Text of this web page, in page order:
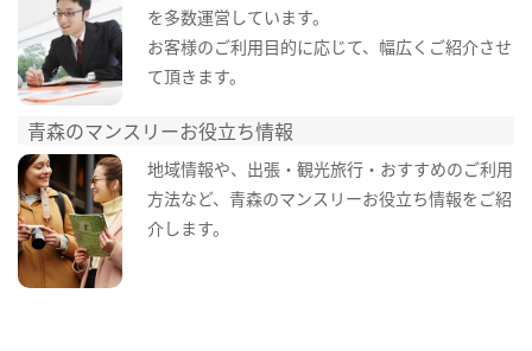
を多数運営しています。
お客様のご利用目的に応じて、幅広くご紹介させ
て頂きます。
青森のマンスリーお役立ち情報
地域情報や、出張・観光旅行・おすすめのご利用
方法など、青森のマンスリーお役立ち情報をご紹
介します。